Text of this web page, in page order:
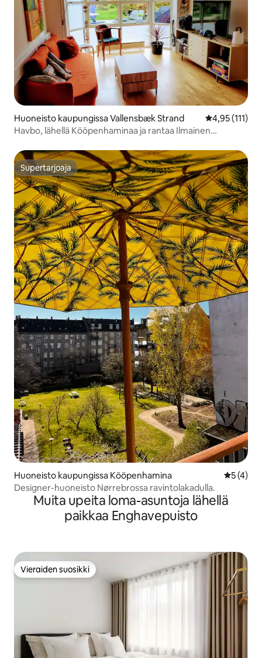
Huoneisto kaupungissa Vallensbæk Strand
4,95 (111)
Havbo, lähellä Kööpenhaminaa ja rantaa Ilmainen
Supertarjoaja
Supertarjoaja
Huoneisto kaupungissa Kööpenhamina
5 (4)
Designer-huoneisto Nørrebrossa ravintolakadulla.
Muita upeita loma-asuntoja lähellä
paikkaa Enghavepuisto
Vieraiden suosikki
Vieraiden suosikki